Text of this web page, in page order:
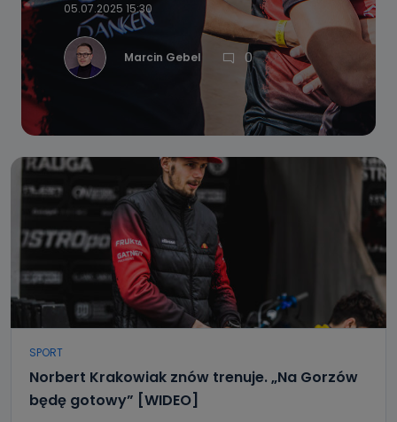
05.07.2025 15:30
Marcin Gebel 0
SPORT
Norbert Krakowiak znów trenuje. „Na Gorzów
będę gotowy” [WIDEO]